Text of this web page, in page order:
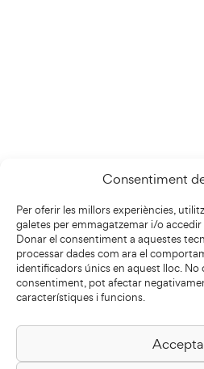
Consentiment
Per oferir les millors experiències,
galetes per emmagatzemar i/o
Donar el consentiment a aquestes
processar dades com ara el
identificadors únics en aquest lloc. No
consentiment, pot afectar
característiques i funcions.
Biblioteca Pilarin